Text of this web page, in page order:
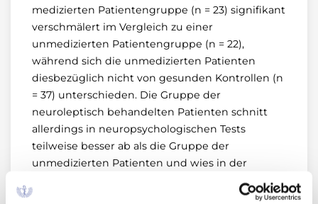
medizierten Patientengruppe (n = 23) signifikant
verschmälert im Vergleich zu einer
unmedizierten Patientengruppe (n = 22),
während sich die unmedizierten Patienten
diesbezüglich nicht von gesunden Kontrollen (n
= 37) unterschieden. Die Gruppe der
neuroleptisch behandelten Patienten schnitt
allerdings in neuropsychologischen Tests
teilweise besser ab als die Gruppe der
unmedizierten Patienten und wies in der
funktionellen Bildgebung (fMRT) in einigen
Regionen des präfrontalen Kortex eine höhere